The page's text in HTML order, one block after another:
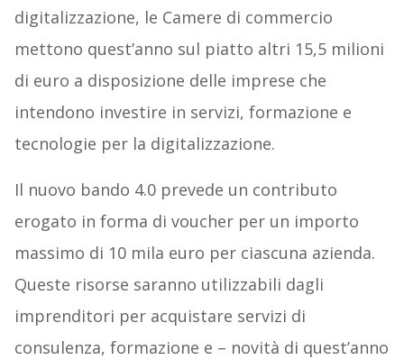
digitalizzazione, le Camere di commercio
mettono quest’anno sul piatto altri 15,5 milioni
di euro a disposizione delle imprese che
intendono investire in servizi, formazione e
tecnologie per la digitalizzazione.
Il nuovo bando 4.0 prevede un contributo
erogato in forma di voucher per un importo
massimo di 10 mila euro per ciascuna azienda.
Queste risorse saranno utilizzabili dagli
imprenditori per acquistare servizi di
consulenza, formazione e – novità di quest’anno